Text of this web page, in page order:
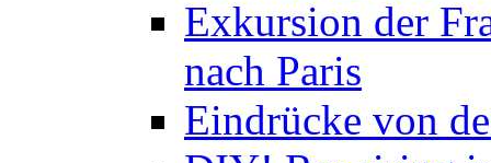
Exkursion der
nach Paris
Eindrücke von